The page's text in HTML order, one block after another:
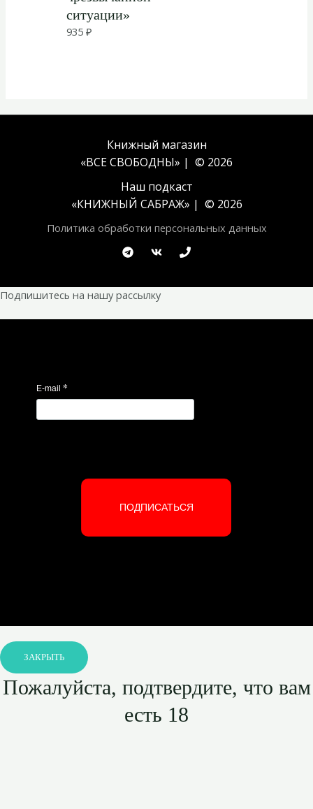
ситуации»
935₽
Книжный магазин
«ВСЕ СВОБОДНЫ» | © 2026
Наш подкаст
«КНИЖНЫЙ САБРАЖ» | © 2026
Политика обработки персональных данных
Подпишитесь на нашу рассылку
E-mail *
ПОДПИСАТЬСЯ
ЗАКРЫТЬ
Пожалуйста, подтвердите, что вам
есть 18